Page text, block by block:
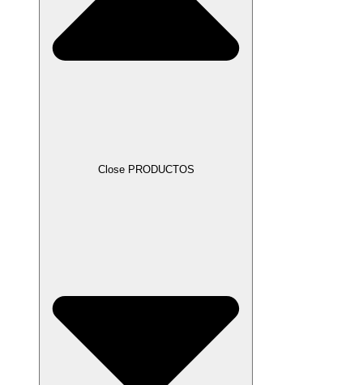
Close PRODUCTOS